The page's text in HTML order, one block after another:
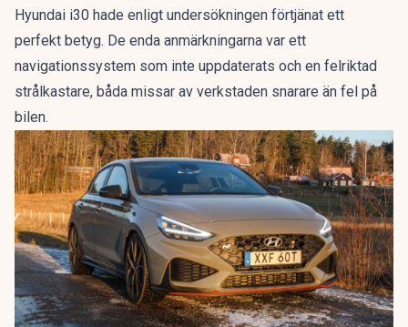
Hyundai i30 hade enligt undersökningen förtjänat ett
perfekt betyg. De enda anmärkningarna var ett
navigationssystem som inte uppdaterats och en felriktad
strålkastare, båda missar av verkstaden snarare än fel på
bilen.